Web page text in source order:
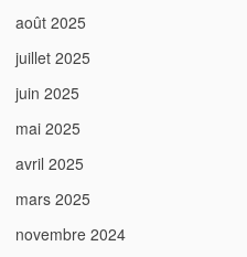
août 2025
juillet 2025
juin 2025
mai 2025
avril 2025
mars 2025
novembre 2024